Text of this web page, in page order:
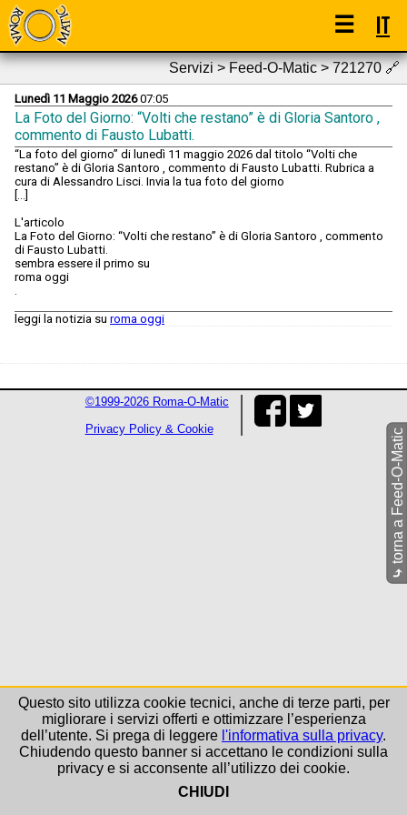
☰ IT
Servizi > Feed-O-Matic > 721270🔗
Lunedì 11 Maggio 202607:05
La Foto del Giorno: “Volti che restano” è di Gloria Santoro ,
commento di Fausto Lubatti.
“La foto del giorno” di lunedì 11 maggio 2026 dal titolo “Volti che
restano” è di Gloria Santoro , commento di Fausto Lubatti. Rubrica a
cura di Alessandro Lisci. Invia la tua foto del giorno
[...]
L'articolo
La Foto del Giorno: “Volti che restano” è di Gloria Santoro , commento
di Fausto Lubatti.
sembra essere il primo su
roma oggi
.
leggi la notizia su roma oggi
⤷
torna a Feed-O-Matic
©1999-2026 Roma-O-Matic
Privacy Policy & Cookie
Questo sito utilizza cookie tecnici, anche di terze parti, per
migliorare i servizi offerti e ottimizzare l’esperienza
dell’utente. Si prega di leggere l'informativa sulla privacy.
Chiudendo questo banner si accettano le condizioni sulla
privacy e si acconsente all’utilizzo dei cookie.
CHIUDI